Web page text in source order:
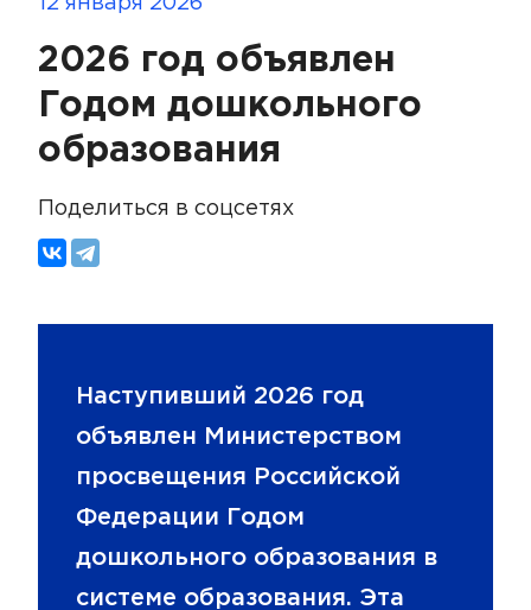
2026 год объявлен
Годом дошкольного
образования
Поделиться в соцсетях
Наступивший 2026 год
объявлен Министерством
просвещения Российской
Федерации Годом
дошкольного образования в
системе образования. Эта